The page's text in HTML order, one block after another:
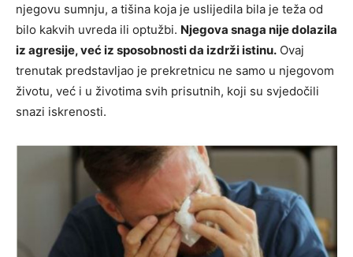
njegovu sumnju, a tišina koja je uslijedila bila je teža od
bilo kakvih uvreda ili optužbi. Njegova snaga nije dolazila
iz agresije, već iz sposobnosti da izdrži istinu. Ovaj
trenutak predstavljao je prekretnicu ne samo u njegovom
životu, već i u životima svih prisutnih, koji su svjedočili
snazi iskrenosti.